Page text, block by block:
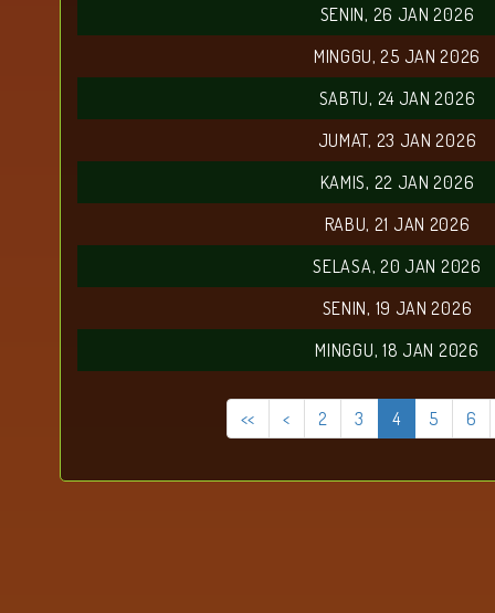
SENIN, 26 JAN 2026
MINGGU, 25 JAN 2026
SABTU, 24 JAN 2026
JUMAT, 23 JAN 2026
KAMIS, 22 JAN 2026
RABU, 21 JAN 2026
SELASA, 20 JAN 2026
SENIN, 19 JAN 2026
MINGGU, 18 JAN 2026
<< < 2 3 4 5 6